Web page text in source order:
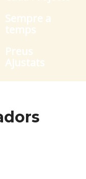
Sempre a
temps
Preus
Ajustats